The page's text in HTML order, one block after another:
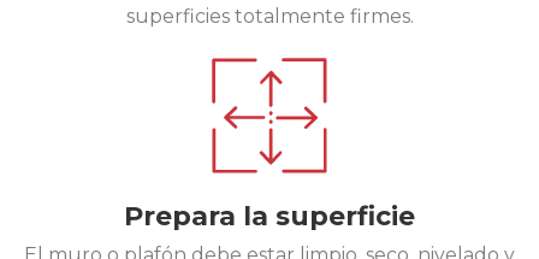
superficies totalmente firmes.
Prepara la superficie